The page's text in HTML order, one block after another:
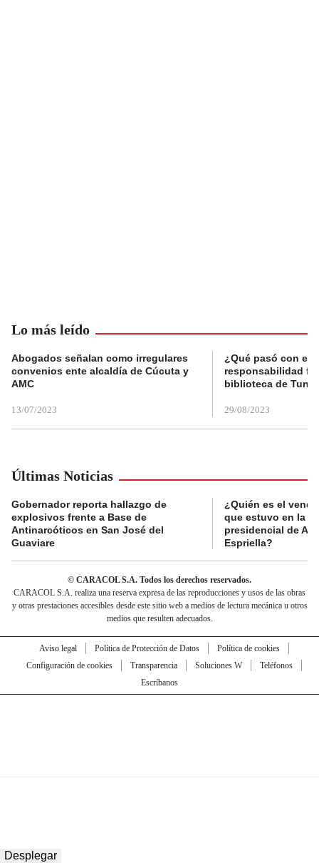
Lo más leído
Abogados señalan como irregulares
convenios ente alcaldía de Cúcuta y
AMC
13/07/2023
¿Qué pasó con el
responsabilidad
biblioteca de
29/08/2023
Últimas Noticias
Gobernador reporta hallazgo de
explosivos frente a Base de
Antinarcóticos en San José del
Guaviare
¿Quién es el
que estuvo en la
presidencial de
Espriella?
© CARACOL S.A. Todos los derechos reservados.
CARACOL S.A. realiza una reserva expresa de las reproducciones y usos de las obras
y otras prestaciones accesibles desde este sitio web a medios de lectura mecánica u otros
medios que resulten adecuados.
Aviso legal Política de Protección de Datos
Política de cookies
Configuración de cookies
Transparencia Soluciones W
Teléfonos
Escríbanos
Desplegar